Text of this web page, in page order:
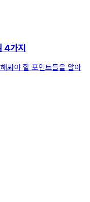
4가지
봐야 할 포인트들을 알아